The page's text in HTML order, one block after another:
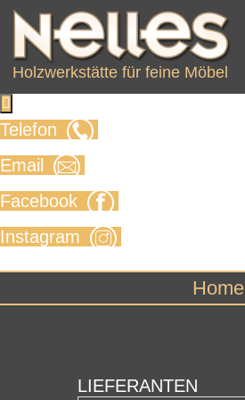
Holzwerkstätte für feine Möbel

Telefon
Email
Facebook
Instagram
Home
LIEFERANTEN